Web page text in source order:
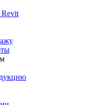
Revit